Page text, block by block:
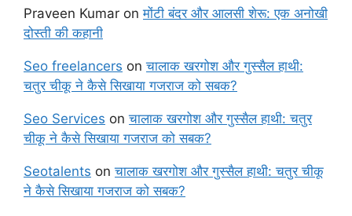
Praveen Kumar onमोंटी बंदर और आलसी शेरू: एक अनोखी
दोस्ती की कहानी
Seo freelancers onचालाक खरगोश और गुस्सैल हाथी:
चतुर चीकू ने कैसे सिखाया गजराज को सबक?
Seo Services onचालाक खरगोश और गुस्सैल हाथी: चतुर
चीकू ने कैसे सिखाया गजराज को सबक?
Seotalents onचालाक खरगोश और गुस्सैल हाथी: चतुर चीकू
ने कैसे सिखाया गजराज को सबक?